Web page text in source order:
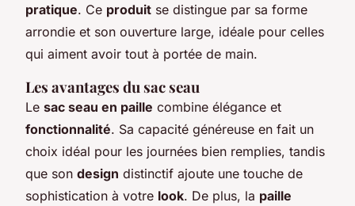
pratique. Ce produit se distingue par sa forme
arrondie et son ouverture large, idéale pour celles
qui aiment avoir tout à portée de main.
Les avantages du sac seau
Le sac seau en paille combine élégance et
fonctionnalité. Sa capacité généreuse en fait un
choix idéal pour les journées bien remplies, tandis
que son design distinctif ajoute une touche de
sophistication à votre look. De plus, la paille